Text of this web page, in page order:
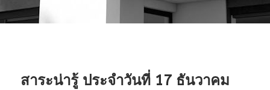
สาระน่ารู้ ประจำวันที่ 17 ธันวาคม